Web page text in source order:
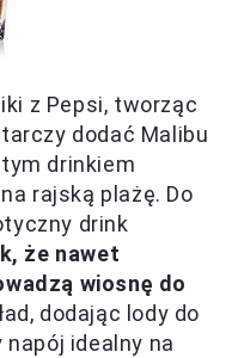
z Pepsi, tworząc
dodać Malibu
drinkiem
rajską plażę. Do
drink
że nawet
wiosnę do
dodając lody do
idealny na